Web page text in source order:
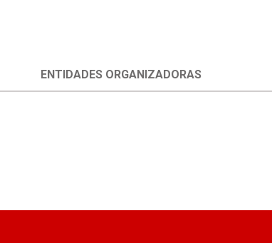
ENTIDADES ORGANIZADORAS